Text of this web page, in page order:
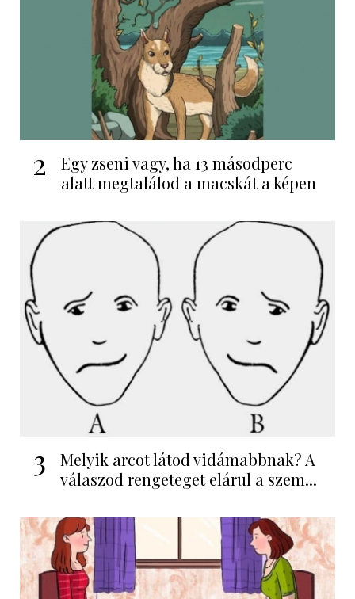
2
Egy zseni vagy, ha 13 másodperc
alatt megtalálod a macskát a képen
3
Melyik arcot látod vidámabbnak? A
válaszod rengeteget elárul a szem...